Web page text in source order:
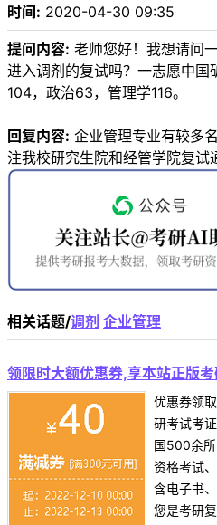
时间: 2020-04-30 09:35
提问内容: 老师您好！我想请问
进入调剂的复试吗？一志愿中国
104，政治63，管理学116。
回复内容: 企业管理专业有较多
注我校研究生院和经管学院复试
相关话题/调剂 企业管理
领限时大额优惠券,享本站正版
优惠券领
研考试考
国500余
资格考试
含电子书
您是考研